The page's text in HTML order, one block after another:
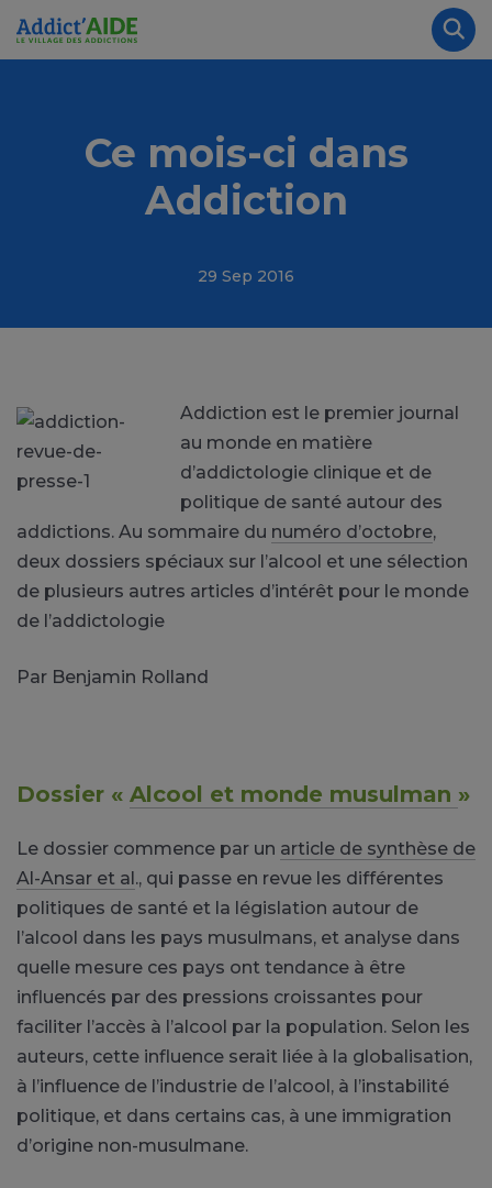
Aller au contenu principal
Ce mois-ci dans
Addiction
29 Sep 2016
Addiction est le premier journal
au monde en matière
d’addictologie clinique et de
politique de santé autour des
addictions. Au sommaire du numéro d’octobre,
deux dossiers spéciaux sur l’alcool et une sélection
de plusieurs autres articles d’intérêt pour le monde
de l’addictologie
Par Benjamin Rolland
Dossier « Alcool et monde musulman »
Le dossier commence par un article de synthèse de
Al-Ansar et al., qui passe en revue les différentes
politiques de santé et la législation autour de
l’alcool dans les pays musulmans, et analyse dans
quelle mesure ces pays ont tendance à être
influencés par des pressions croissantes pour
faciliter l’accès à l’alcool par la population. Selon les
auteurs, cette influence serait liée à la globalisation,
à l’influence de l’industrie de l’alcool, à l’instabilité
politique, et dans certains cas, à une immigration
d’origine non-musulmane.
Panneau de gestion des cookies